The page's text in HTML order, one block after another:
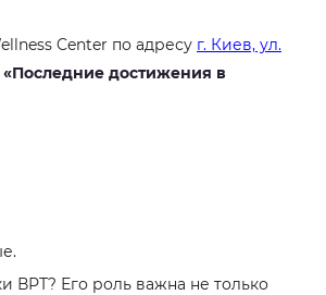
Center по адресу г. Киев, ул.
«Последние достижения в
ВРТ? Его роль важна не только